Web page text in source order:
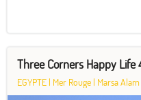
Three Corners Happy Life
EGYPTE | Mer Rouge | Marsa Alam